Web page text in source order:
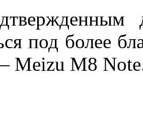
под более
Meizu M8